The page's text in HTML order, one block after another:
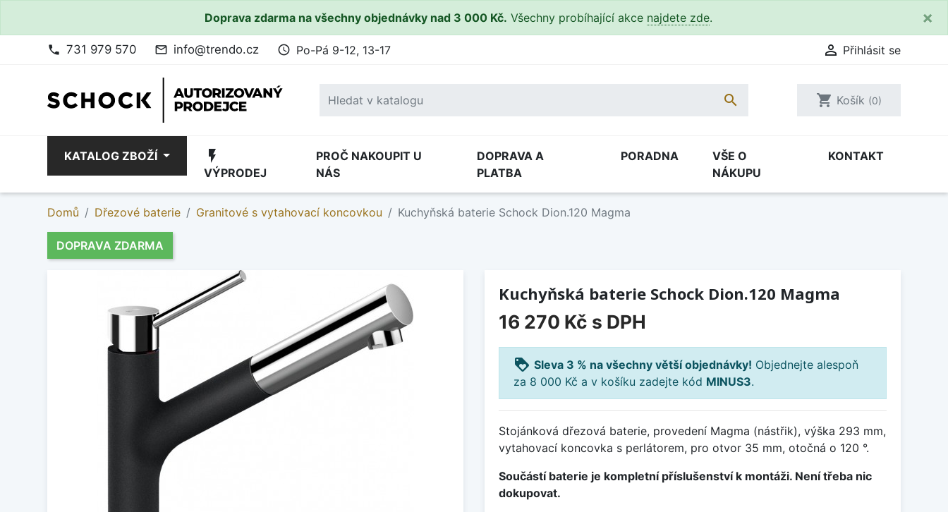
Doprava zdarma na všechny objednávky nad 3 000 Kč. Všechny probíhající akce najdete zde. ×
phone 731 979 570 mail_outline info@trendo.cz access_time Po-Pá 9-12, 13-17  Přihlásit se
 shopping_cart Košík (0)
KATALOG ZBOŽÍ flash_on
VÝPRODEJ
PROČ NAKOUPIT U
NÁS
DOPRAVA A
PLATBA
PORADNA
VŠE O
NÁKUPU
KONTAKT
Domů Dřezové baterie Granitové s vytahovací koncovkou Kuchyňská baterie Schock Dion.120 Magma
DOPRAVA ZDARMA
Kuchyňská baterie Schock Dion.120 Magma
16 270 Kč s DPH
loyalty Sleva 3 % na všechny větší objednávky! Objednejte alespoň
za 8 000 Kč a v košíku zadejte kód MINUS3.
Stojánková dřezová baterie, provedení Magma (nástřik), výška 293 mm,
vytahovací koncovka s perlátorem, pro otvor 35 mm, otočná o 120 °.
Součástí baterie je kompletní příslušenství k montáži. Není třeba nic
dokupovat.